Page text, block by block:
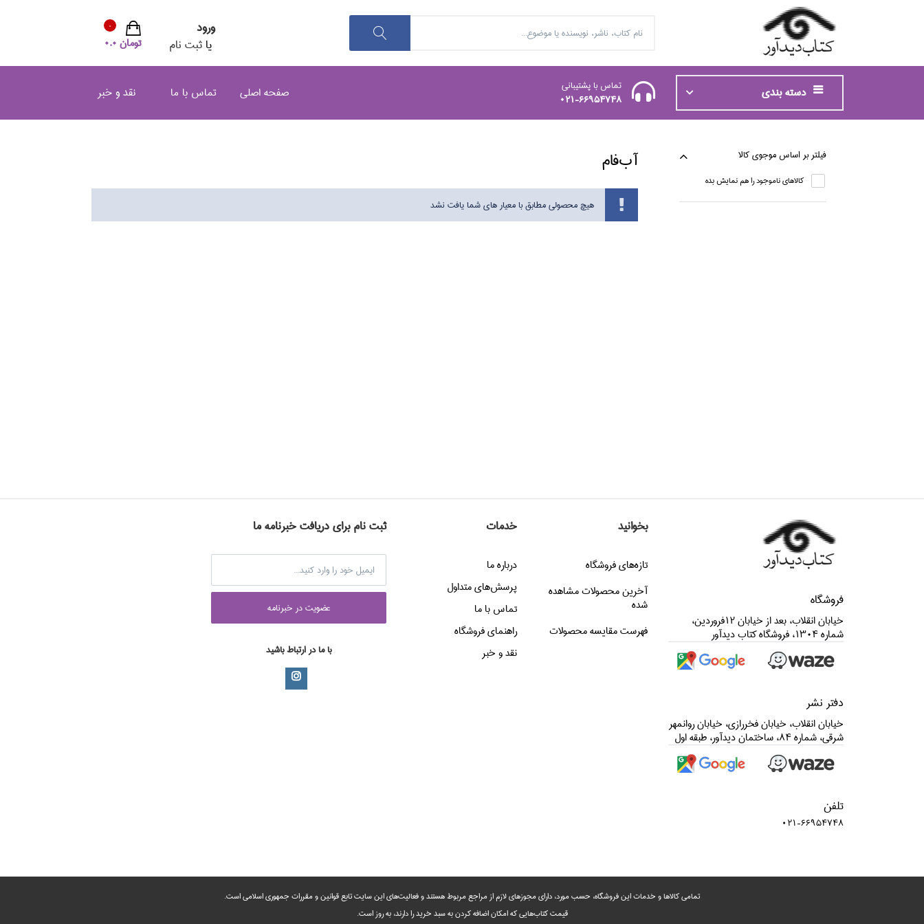
ورود
یا ثبت نام تومان 0.0
0
دسته بندی
تماس با پشتیبانی
021-66954748
صفحه اصلی تماس با ما نقد و خبر
فيلتر بر اساس موجوي كالا
كالاهاي ناموجود را هم نمايش بده
آب‌فام
هیچ محصولی مطابق با معیار های شما یافت نشد
فروشگاه
خيابان انقلاب، بعد از خيابان 12فروردين،
شماره 1304، فروشگاه كتاب ديدآور
دفتر نشر
خيابان انقلاب، خيابان فخررازي، خيابان روانمهر
شرقي، شماره 84، ساختمان ديدآور، طبقه اول
تلفن
021-66954748
بخوانید
تازه‌هاي فروشگاه
آخرین محصولات مشاهده
شده
فهرست مقایسه محصولات
خدمات
درباره ما
پرسش‌هاي متداول
تماس با ما
راهنماي فروشگاه
نقد و خبر
ثبت نام برای دریافت خبرنامه ما
عضويت در خبرنامه
با ما در ارتباط باشید
تمامی‌ کالاها و خدمات این فروشگاه، حسب مورد،‌ دارای مجوزهای لازم از مراجع مربوط هستند ‌و‌‌ فعالیت‌های این سایت تابع قوانین و مقررات جمهوری اسلامی است.
قیمت کتاب‌هایی که امکان اضافه کردن به سبد خرید را دارند،‌ به روز است.